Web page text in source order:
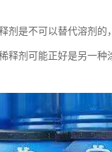
是不可以替代溶剂的
释剂可能正好是另一